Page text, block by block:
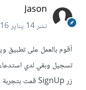
Jason
نشر14 يناير 2016